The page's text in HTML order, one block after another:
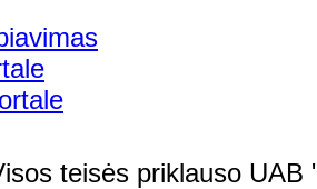
teisės priklauso UAB